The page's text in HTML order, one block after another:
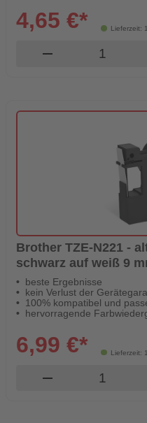
Lieferzeit:
4,65 €*
remove Produkt
Brother TZE-N221 -
schwarz auf weiß 9
beste Ergebnisse
kein Verlust der
100% kompatibel und
hervorragende
Lieferzeit:
6,99 €*
remove Produkt